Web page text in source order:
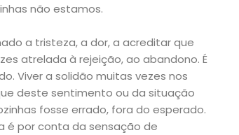
não estamos.
a tristeza, a dor, a acreditar que
atrelada à rejeição, ao abandono. É
Viver a solidão muitas vezes nos
deste sentimento ou da situação
fosse errado, fora do esperado.
é por conta da sensação de